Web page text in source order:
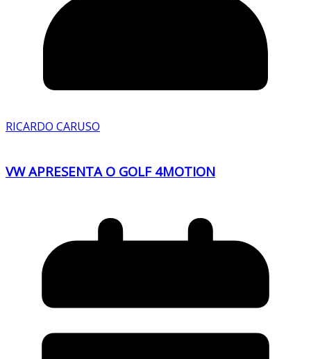
RICARDO CARUSO
VW APRESENTA O GOLF 4MOTION